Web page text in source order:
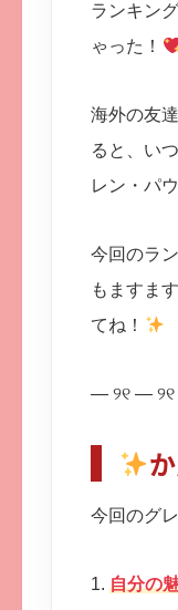
ランキン
ゃった！
海外の友
ると、い
レン・パ
今回のラ
もますま
てね！
— ୨୧ —
今回のグ
1.自分の